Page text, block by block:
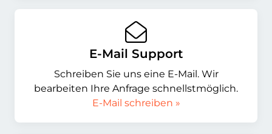
E-Mail Support
Schreiben Sie uns eine E-Mail. Wir
bearbeiten Ihre Anfrage schnellstmöglich.
E-Mail schreiben »